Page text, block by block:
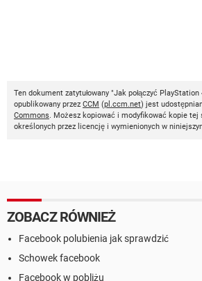
Ten dokument zatytułowany "Jak połączyć
opublikowany przez CCM (pl.ccm.net) jest
Commons. Możesz kopiować i modyfikować kopie tej
określonych przez licencję i wymienionych w
ZOBACZ RÓWNIEŻ
Facebook polubienia jak sprawdzić
Schowek facebook
Facebook w pobliżu